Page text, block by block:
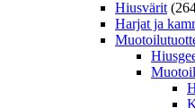
Hiusvärit
Harjat ja